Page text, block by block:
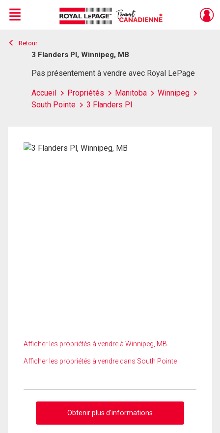
Live
En Direct
Menu
Retour
3 Flanders Pl, Winnipeg, MB
Pas présentement à vendre avec Royal LePage
Accueil Propriétés Manitoba
Winnipeg
South Pointe
3 Flanders Pl
Afficher les propriétés à vendre à Winnipeg, MB
Afficher les propriétés à vendre dans South Pointe
Obtenir plus d'informations